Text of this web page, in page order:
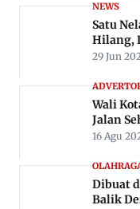
NEWS
Satu
Hilang,
29 Jun
Wali
Jalan
16 Agu
Dibuat
Balik